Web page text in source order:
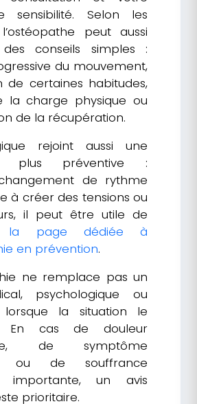
sensibilité. Selon les
peut aussi
conseils simples :
du mouvement,
de certaines habitudes,
la charge physique ou
de la récupération.
rejoint aussi une
plus préventive :
changement de rythme
à créer des tensions ou
il peut être utile de
la page dédiée à
en prévention.
ne remplace pas un
psychologique ou
lorsque la situation le
En cas de douleur
de symptôme
ou de souffrance
importante, un avis
prioritaire.